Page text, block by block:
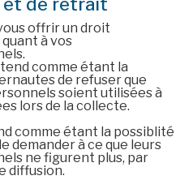
et de retrait
offrir un droit
à vos
comme étant la
de refuser que
soient utilisées à
lors de la collecte.
comme étant la possiblité
demander à ce que leurs
ne figurent plus, par
diffusion.